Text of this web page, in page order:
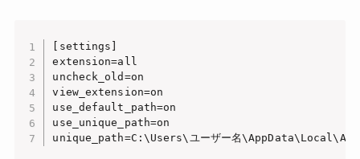
[settings]
extension=all
uncheck_old=on
view_extension=on
use_default_path=on
use_unique_path=on